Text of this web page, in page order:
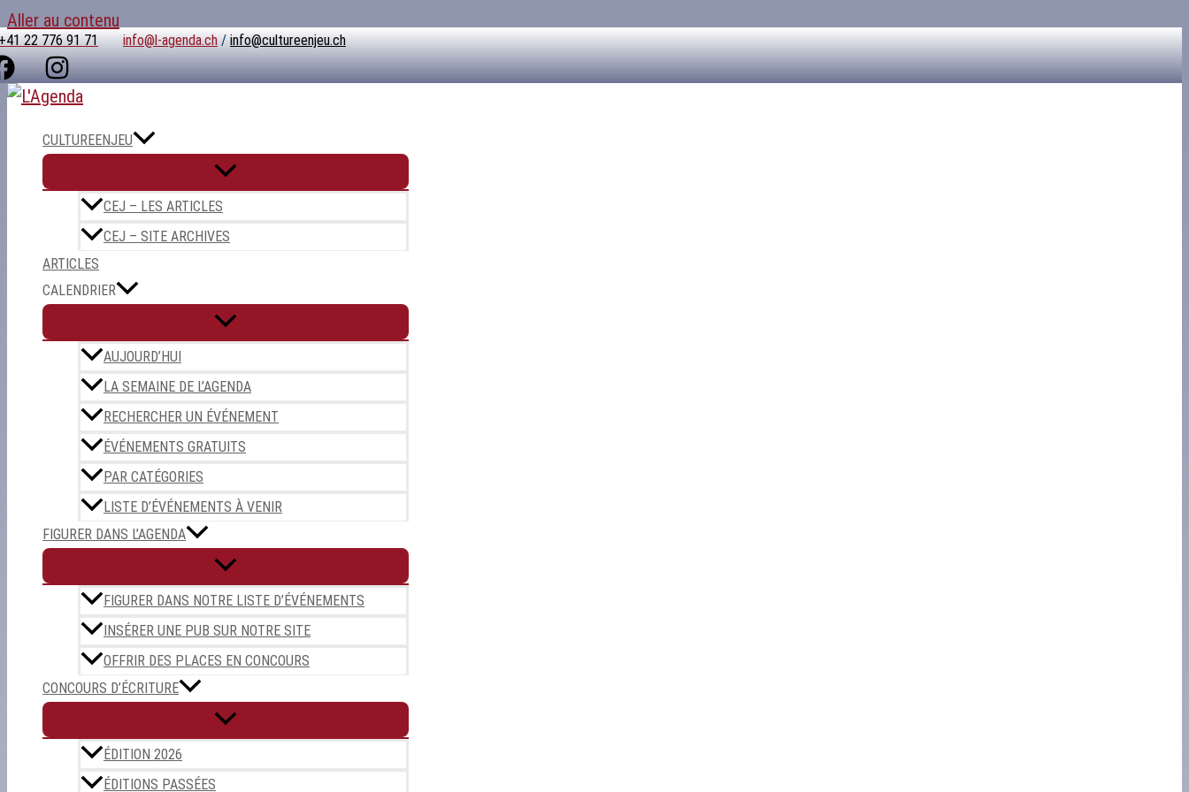
Aller au contenu
22 776 91 71 info@l-agenda.ch/info@cultureenjeu.ch
CULTUREENJEU
CEJ – LES ARTICLES
CEJ – SITE ARCHIVES
ARTICLES
CALENDRIER
AUJOURD’HUI
LA SEMAINE DE L’AGENDA
RECHERCHER UN ÉVÉNEMENT
ÉVÉNEMENTS GRATUITS
PAR CATÉGORIES
LISTE D’ÉVÉNEMENTS À VENIR
FIGURER DANS L’AGENDA
FIGURER DANS NOTRE LISTE D’ÉVÉNEMENTS
INSÉRER UNE PUB SUR NOTRE SITE
OFFRIR DES PLACES EN CONCOURS
CONCOURS D’ÉCRITURE
ÉDITION 2026
ÉDITIONS PASSÉES